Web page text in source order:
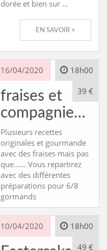
dorée et bien sur …
EN SAVOIR +
16/04/2020 18h00
39 €
fraises et
compagnie…
Plusieurs recettes
originales et gourmande
avec des fraises mais pas
que…… Vous repartirez
avec des différentes
préparations pour 6/8
gormands
10/04/2020 18h00
49 €